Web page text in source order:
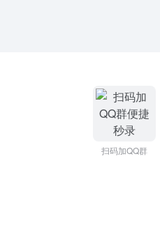
扫码加QQ群